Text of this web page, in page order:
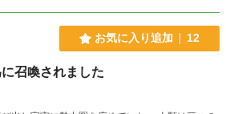
も結構です (*´▽｀*) 【お知らせ】……小説
様とノベリズム様にも掲載。 表紙は、秋の桜子様
お気に入り追加 12
召喚されました